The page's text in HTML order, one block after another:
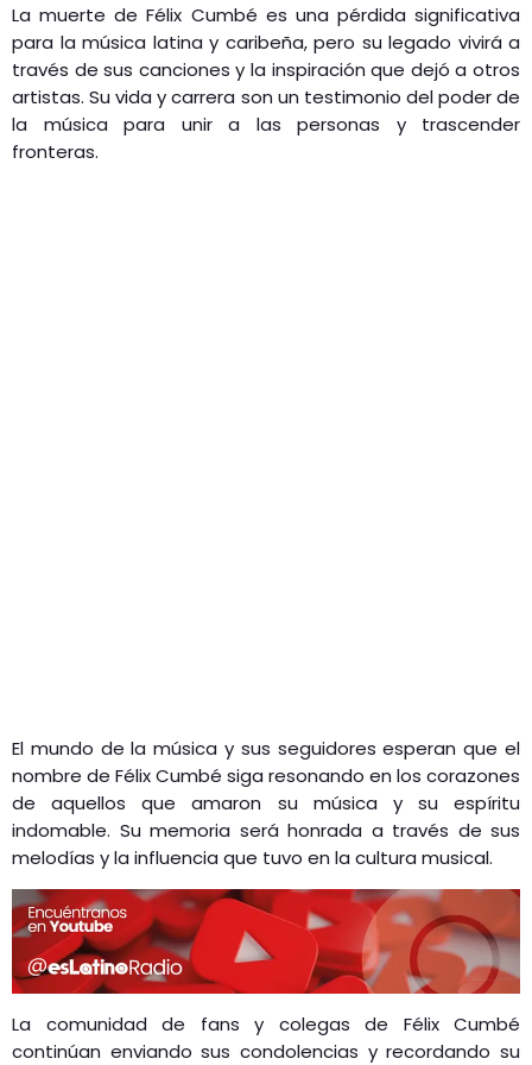
La muerte de Félix Cumbé es una pérdida significativa
para la música latina y caribeña, pero su legado vivirá a
través de sus canciones y la inspiración que dejó a otros
artistas. Su vida y carrera son un testimonio del poder de
la música para unir a las personas y trascender
fronteras.
El mundo de la música y sus seguidores esperan que el
nombre de Félix Cumbé siga resonando en los corazones
de aquellos que amaron su música y su espíritu
indomable. Su memoria será honrada a través de sus
melodías y la influencia que tuvo en la cultura musical.
La comunidad de fans y colegas de Félix Cumbé
continúan enviando sus condolencias y recordando su